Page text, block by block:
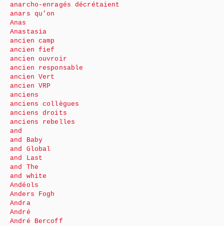
anarcho-enragés décrétaient
anars qu’on
Anas
Anastasia
ancien camp
ancien fief
ancien ouvroir
ancien responsable
ancien Vert
ancien VRP
anciens
anciens collègues
anciens droits
anciens rebelles
and
and Baby
and Global
and Last
and The
and white
Andéols
Anders Fogh
Andra
André
André Bercoff